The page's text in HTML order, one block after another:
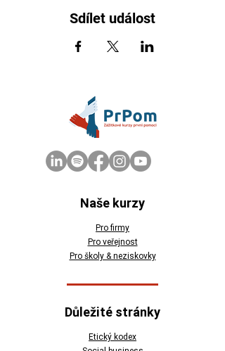
Sdílet událost
Naše kurzy
Pro firmy
Pro veřejnost
Pro školy & neziskovky
Důležité stránky
Etický kodex